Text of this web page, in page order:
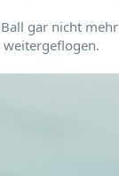
gar nicht
weitergeflogen.